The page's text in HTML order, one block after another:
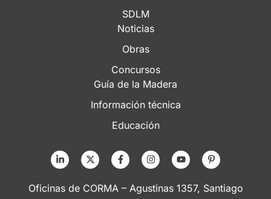
SDLM
Noticias
Obras
Concursos
Guía de la Madera
Información técnica
Educación
Oficinas de CORMA – Agustinas 1357, Santiago